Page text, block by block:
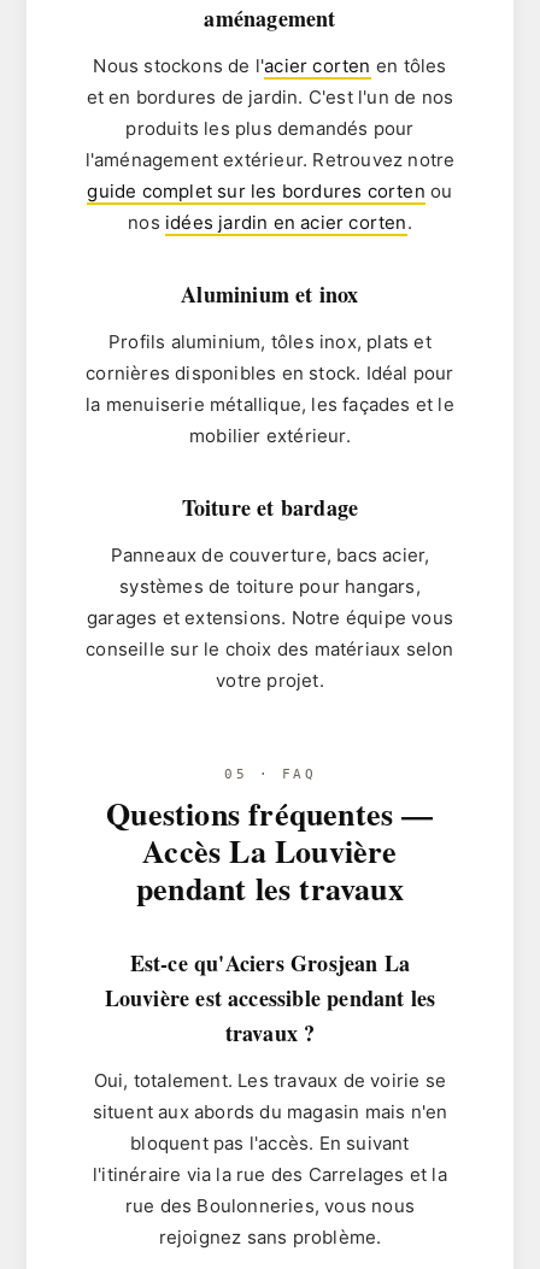
aménagement
Nous stockons de l'acier corten en tôles
et en bordures de jardin. C'est l'un de nos
produits les plus demandés pour
l'aménagement extérieur. Retrouvez notre
guide complet sur les bordures corten ou
nos idées jardin en acier corten.
Aluminium et inox
Profils aluminium, tôles inox, plats et
cornières disponibles en stock. Idéal pour
la menuiserie métallique, les façades et le
mobilier extérieur.
Toiture et bardage
Panneaux de couverture, bacs acier,
systèmes de toiture pour hangars,
garages et extensions. Notre équipe vous
conseille sur le choix des matériaux selon
votre projet.
05 · FAQ
Questions fréquentes —
Accès La Louvière
pendant les travaux
Est-ce qu'Aciers Grosjean La
Louvière est accessible pendant les
travaux ?
Oui, totalement. Les travaux de voirie se
situent aux abords du magasin mais n'en
bloquent pas l'accès. En suivant
l'itinéraire via la rue des Carrelages et la
rue des Boulonneries, vous nous
rejoignez sans problème.